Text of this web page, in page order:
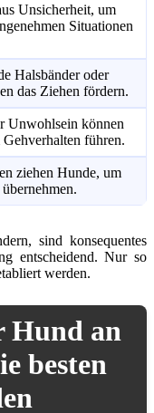
Unsicherheit, um
Situationen
Halsbänder oder
das Ziehen fördern.
Unwohlsein können
führen.
ziehen Hunde, um
sind konsequentes
entscheidend. Nur so
werden.
Hund an
besten